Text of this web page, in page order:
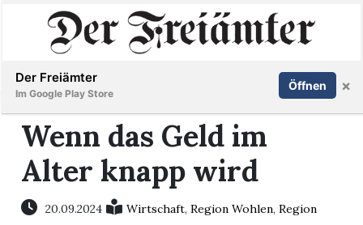
Immobilien
Veranstaltungen
Inserieren Abonnieren Anmelden
Wenn das Geld im
Alter knapp wird
20.09.2024 Wirtschaft,Region Wohlen,Region
Der Freiämter
Im Google Play Store
Öffnen ×